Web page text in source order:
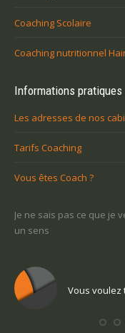
Coaching Scolaire
Coaching nutritionnel
Informations pratiques
Les adresses de nos
Tarifs Coaching
Vous êtes Coach ?
Je ne sais pas ce que je
un sens
Vous